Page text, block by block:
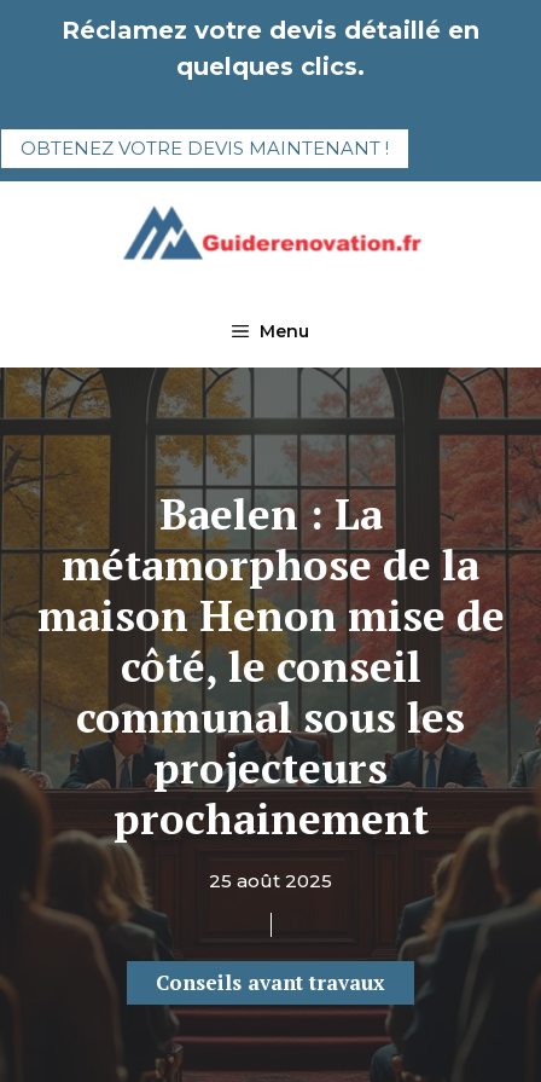
Réclamez votre devis détaillé en
quelques clics.
OBTENEZ VOTRE DEVIS MAINTENANT !
Menu
Baelen : La
métamorphose de la
maison Henon mise de
côté, le conseil
communal sous les
projecteurs
prochainement
25 août 2025
Conseils avant travaux